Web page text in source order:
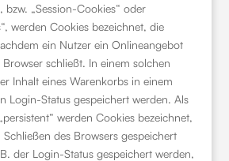
„Session-Cookies“ oder
werden Cookies bezeichnet, die
ein Nutzer ein Onlineangebot
schließt. In einem solchen
Inhalt eines Warenkorbs in einem
Login-Status gespeichert werden. Als
werden Cookies bezeichnet,
des Browsers gespeichert
der Login-Status gespeichert werden,